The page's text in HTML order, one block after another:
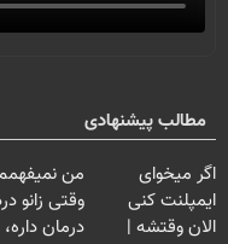
مطالب پیشنهادی
اگر میخوای
ایمپلنت کنی
الان وقتشه |
من
وقتی زانو
درمان داره،